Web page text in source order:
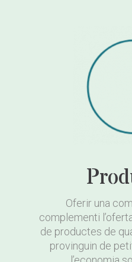
Oferir una
complementi
de productes de
provinguin de